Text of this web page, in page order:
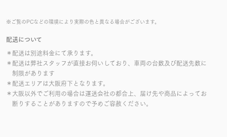
※ご覧のPCなどの環境により実際の色と異なる場合がございます。
配送について
＊配送は別途料金にて承ります。
＊配送は弊社スタッフが直接お伺いしており、車両の台数及び配送先数に
制限があります
＊配送エリアは大阪府下となります。
＊大阪以外でご利用の場合は運送会社の都合上、届け先や商品によってお
断りすることがありますので予めご容赦ください。